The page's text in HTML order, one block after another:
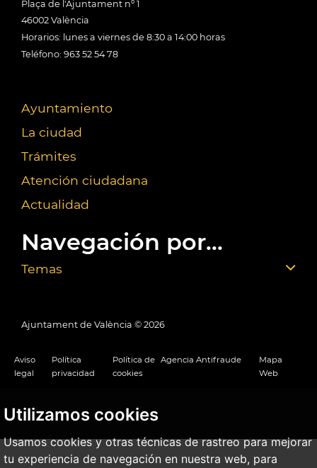
Utilizamos cookies
Usamos cookies y otras técnicas de rastreo para mejorar
tu experiencia de navegación en nuestra web, para
Plaça de l'Ajuntament nº 1
46002 València
Horarios: lunes a viernes de 8:30 a 14:00 horas
Teléfono: 963 52 54 78
Ayuntamiento
La ciudad
Trámites
Atención ciudadana
Actualidad
Navegación por...
Temas
Ajuntament de València © 2026
Aviso
legal
Política
privacidad
Política de
cookies
Agencia Antifraude
Mapa
Web